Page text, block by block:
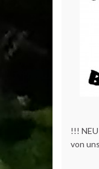
!!!
von